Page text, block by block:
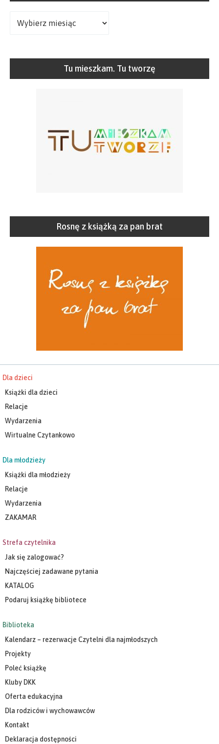
Tu mieszkam. Tu tworzę
Rosnę z książką za pan brat
Dla dzieci
Książki dla dzieci
Relacje
Wydarzenia
Wirtualne Czytankowo
Dla młodzieży
Książki dla młodzieży
Relacje
Wydarzenia
ZAKAMAR
Strefa czytelnika
Jak się zalogować?
Najczęściej zadawane pytania
KATALOG
Podaruj książkę bibliotece
Biblioteka
Kalendarz – rezerwacje Czytelni dla najmłodszych
Projekty
Poleć książkę
Kluby DKK
Oferta edukacyjna
Dla rodziców i wychowawców
Kontakt
Deklaracja dostępności